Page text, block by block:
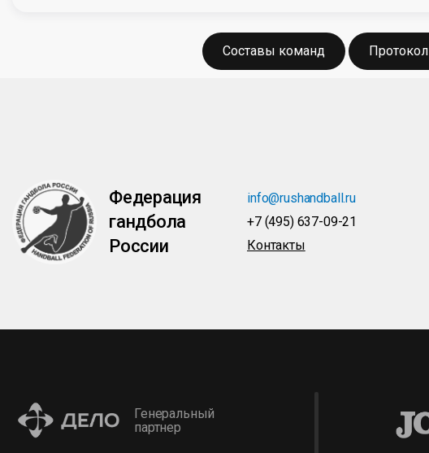
Составы команд Протокол
Федерация
гандбола
России
info@rushandball.ru
+7 (495) 637-09-21
Контакты
Генеральный
партнер